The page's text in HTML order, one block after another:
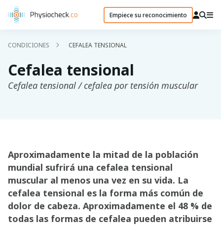
Empiece su reconocimiento
CONDICIONES CEFALEA TENSIONAL
Cefalea tensional
Cefalea tensional / cefalea por tensión muscular
Aproximadamente la mitad de la población
mundial sufrirá una cefalea tensional
muscular al menos una vez en su vida. La
cefalea tensional es la forma más común de
dolor de cabeza. Aproximadamente el 48 % de
todas las formas de cefalea pueden atribuirse